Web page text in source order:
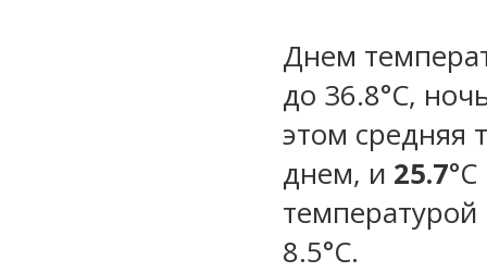
Днем
до 36.8°C,
этом средняя
днем, и 25.7
температурой
8.5°С.